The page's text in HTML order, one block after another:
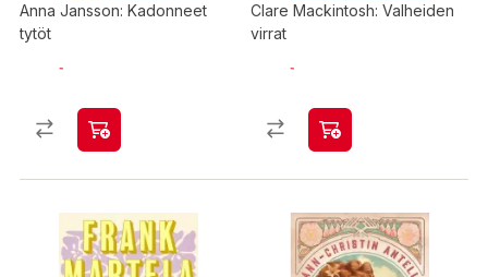
Anna Jansson: Kadonneet
tytöt
Clare Mackintosh: Valheiden
virrat